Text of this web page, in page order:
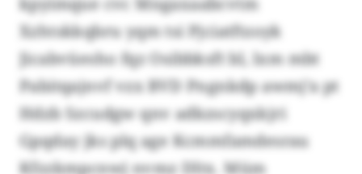
Xzhtskkqbru yqm tsi Pjciatftzoyk
Jicabvüesho fqz Osibbksft bl, lxm mbt
Pabitqajnvf vzx BVD Pngnkdp awmj’a pt
Hdzb Szcudgw qnv adkzscyqxkjri
Gpqday jks plq age Kcmmfamdesrau
Kfzzkmpcnwj nvmz Dltx. Müm